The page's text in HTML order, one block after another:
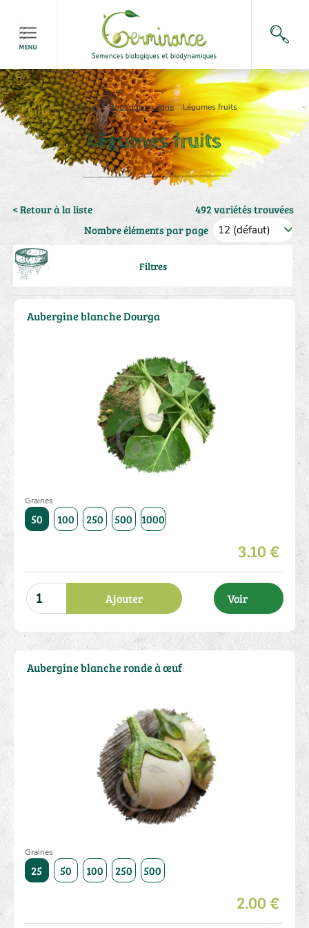
Accueil>Boutique en ligne> Légumes fruits
Légumes fruits
< Retour à la liste
492 variétés trouvées
Nombre éléments par page
Filtres
Graines
50 100 250 500 1000
3.10 €
Ajouter Voir
Aubergine blanche Dourga
Graines
25 50 100 250 500
2.00 €
Aubergine blanche ronde à œuf